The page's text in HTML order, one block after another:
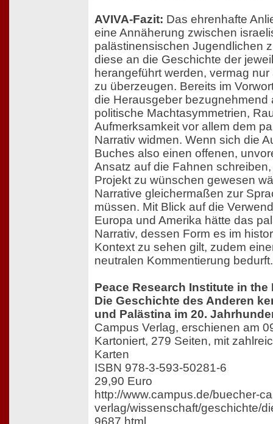
AVIVA-Fazit: Das ehrenhafte
eine Annäherung zwischen
palästinensischen Jugendlichen
diese an die Geschichte der
herangeführt werden, vermag
zu überzeugen. Bereits im
die Herausgeber bezugnehmend
politische Machtasymmetrien,
Aufmerksamkeit vor allem dem
Narrativ widmen. Wenn sich die
Buches also einen offenen,
Ansatz auf die Fahnen
Projekt zu wünschen gewesen
Narrative gleichermaßen zur
müssen. Mit Blick auf die
Europa und Amerika hätte das
Narrativ, dessen Form es im
Kontext zu sehen gilt, zudem
neutralen Kommentierung bedurft.
Peace Research Institute in the
Die Geschichte des Anderen
und Palästina im 20.
Campus Verlag, erschienen am
Kartoniert, 279 Seiten, mit
Karten
ISBN 978-3-593-50281-6
29,90 Euro
http://www.campus.de/buecher-
verlag/wissenschaft/geschichte/